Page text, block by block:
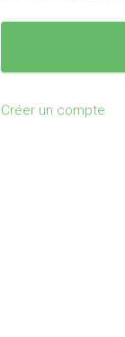
Créer un compte